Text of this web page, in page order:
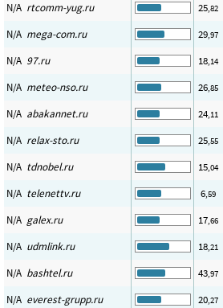
N/A rtcomm-yug.ru 25,82
N/A mega-com.ru 29,97
N/A 97.ru 18,14
N/A meteo-nso.ru 26,85
N/A abakannet.ru 24,11
N/A relax-sto.ru 25,55
N/A tdnobel.ru 15,04
N/A telenettv.ru 6,59
N/A galex.ru 17,66
N/A udmlink.ru 18,21
N/A bashtel.ru 43,97
N/A everest-grupp.ru 20,27